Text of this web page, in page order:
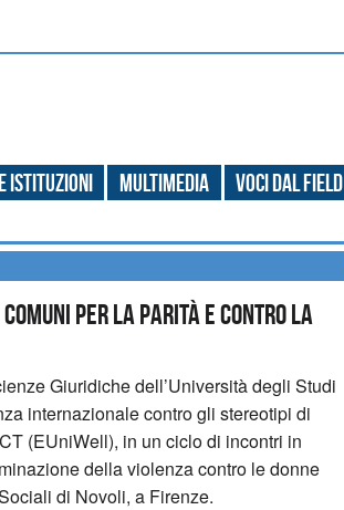
Istituzioni Multimedia Voci dal field
per la parità e contro la
Giuridiche dell’Università degli Studi
internazionale contro gli stereotipi di
(EUniWell), in un ciclo di incontri in
della violenza contro le donne
di Novoli, a Firenze.